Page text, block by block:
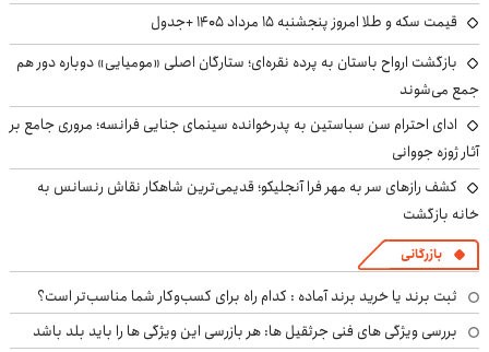
قیمت سکه و طلا امروز پنجشنبه ۱۵ مرداد ۱۴۰۵ +جدول
بازگشت ارواح باستان به پرده نقره‌ای؛ ستارگان اصلی «مومیایی» دوباره دور هم
جمع می‌شوند
ادای احترام سن سباستین به پدرخوانده سینمای جنایی فرانسه؛ مروری جامع بر
آثار ژوزه جووانی
کشف رازهای سر به مهر فرا آنجلیکو؛ قدیمی‌ترین شاهکار نقاش رنسانس به
خانه بازگشت
بازرگانی
ثبت برند یا خرید برند آماده : کدام راه برای کسب‌وکار شما مناسب‌تر است؟
بررسی ویژگی های فنی جرثقیل ها: هر بازرسی این ویژگی ها را باید بلد باشد